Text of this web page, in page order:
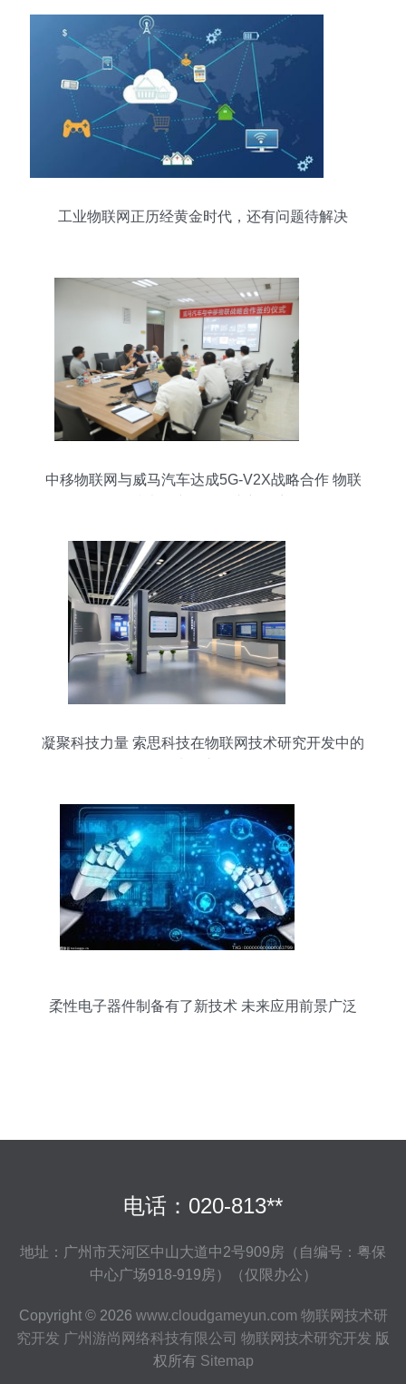
工业物联网正历经黄金时代，还有问题待解决
中移物联网与威马汽车达成5G-V2X战略合作 物联
凝聚科技力量 索思科技在物联网技术研究开发中的
柔性电子器件制备有了新技术 未来应用前景广泛
电话：020-813**
地址：广州市天河区中山大道中2号909房（自编号：粤保
中心广场918-919房）（仅限办公）
Copyright © 2026 www.cloudgameyun.com 物联网技术研
究开发 广州游尚网络科技有限公司 物联网技术研究开发 版
权所有 Sitemap